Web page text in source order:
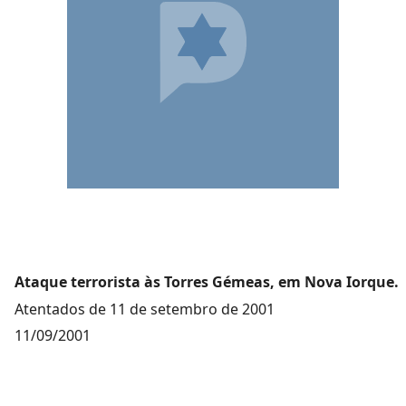
Ataque terrorista às Torres Gémeas, em Nova Iorque.
Atentados de 11 de setembro de 2001
11/09/2001